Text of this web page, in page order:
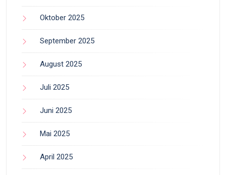
Oktober 2025
September 2025
August 2025
Juli 2025
Juni 2025
Mai 2025
April 2025